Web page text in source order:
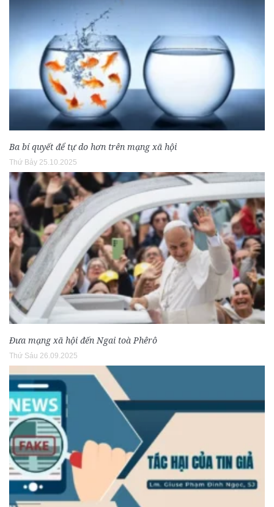
Ba bí quyết để tự do hơn trên mạng xã hội
Thứ Bảy 25.10.2025
Đưa mạng xã hội đến Ngai toà Phêrô
Thứ Sáu 26.09.2025